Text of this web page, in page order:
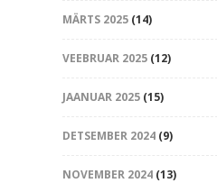
MÄRTS 2025(14)
VEEBRUAR 2025(12)
JAANUAR 2025(15)
DETSEMBER 2024(9)
NOVEMBER 2024(13)